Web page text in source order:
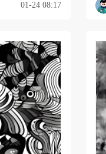
01-24 08:17